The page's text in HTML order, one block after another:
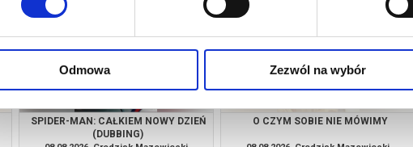
Odmowa Zezwól na wybór
SPIDER-MAN: CAŁKIEM NOWY DZIEŃ
(DUBBING)
O CZYM SOBIE NIE MÓWIMY